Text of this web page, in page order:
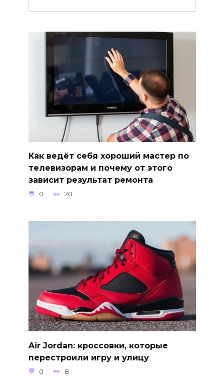
Как ведёт себя хороший мастер по
телевизорам и почему от этого
зависит результат ремонта
0 20
Air Jordan: кроссовки, которые
перестроили игру и улицу
0 8